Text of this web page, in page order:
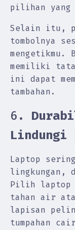
pilihan yang
Selain itu,
tombolnya
mengetikmu.
memiliki
ini dapat
tambahan.
6.
Lindungi
Laptop
lingkungan,
Pilih laptop
tahan air
lapisan
tumpahan